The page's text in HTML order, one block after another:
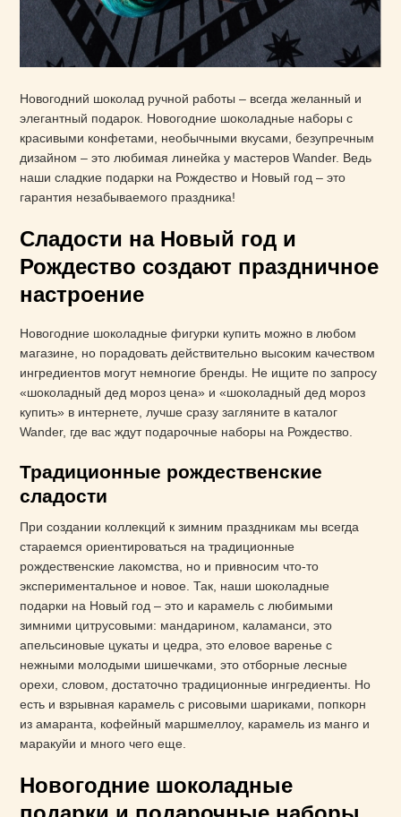
Новогодний шоколад ручной работы – всегда желанный и
элегантный подарок. Новогодние шоколадные наборы с
красивыми конфетами, необычными вкусами, безупречным
дизайном – это любимая линейка у мастеров Wander. Ведь
наши сладкие подарки на Рождество и Новый год – это
гарантия незабываемого праздника!
Сладости на Новый год и
Рождество создают праздничное
настроение
Новогодние шоколадные фигурки купить можно в любом
магазине, но порадовать действительно высоким качеством
ингредиентов могут немногие бренды. Не ищите по запросу
«шоколадный дед мороз цена» и «шоколадный дед мороз
купить» в интернете, лучше сразу загляните в каталог
Wander, где вас ждут подарочные наборы на Рождество.
Традиционные рождественские
сладости
При создании коллекций к зимним праздникам мы всегда
стараемся ориентироваться на традиционные
рождественские лакомства, но и привносим что-то
экспериментальное и новое. Так, наши шоколадные
подарки на Новый год – это и карамель с любимыми
зимними цитрусовыми: мандарином, каламанси, это
апельсиновые цукаты и цедра, это еловое варенье с
нежными молодыми шишечками, это отборные лесные
орехи, словом, достаточно традиционные ингредиенты. Но
есть и взрывная карамель с рисовыми шариками, попкорн
из амаранта, кофейный маршмеллоу, карамель из манго и
маракуйи и много чего еще.
Новогодние шоколадные